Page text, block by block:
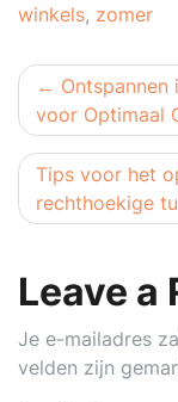
winkels, zomer
Ontspannen
voor Optimaal
Tips voor het
rechthoekige
Leave a
Je e-mailadres
velden zijn